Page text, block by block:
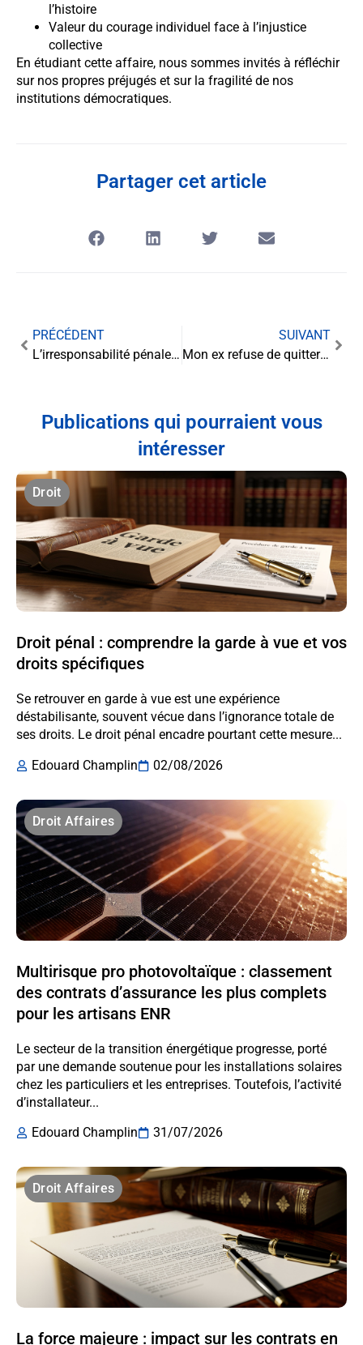
l’histoire
Valeur du courage individuel face à l’injustice
collective
En étudiant cette affaire, nous sommes invités à réfléchir
sur nos propres préjugés et sur la fragilité de nos
institutions démocratiques.
Partager cet article
PRÉCÉDENT
L’irresponsabilité pénale : quand le droit reconnaît l’absence de discernement
SUIVANT
Mon ex refuse de quitter mon domicile : que faire face à cette situation délicate ?
Publications qui pourraient vous
intéresser
Droit
Droit pénal : comprendre la garde à vue et vos
droits spécifiques
Se retrouver en garde à vue est une expérience
déstabilisante, souvent vécue dans l’ignorance totale de
ses droits. Le droit pénal encadre pourtant cette mesure...
Edouard Champlin
02/08/2026
Droit Affaires
Multirisque pro photovoltaïque : classement
des contrats d’assurance les plus complets
pour les artisans ENR
Le secteur de la transition énergétique progresse, porté
par une demande soutenue pour les installations solaires
chez les particuliers et les entreprises. Toutefois, l’activité
d’installateur...
Edouard Champlin
31/07/2026
Droit Affaires
La force majeure : impact sur les contrats en